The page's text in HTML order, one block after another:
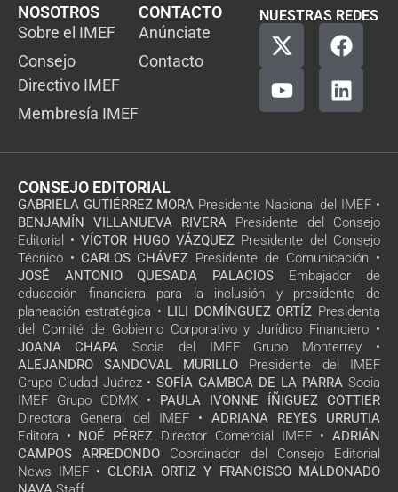
NOSOTROS
Sobre el IMEF
Consejo
Directivo IMEF
Membresía IMEF
CONTACTO
Anúnciate
Contacto
NUESTRAS REDES
CONSEJO EDITORIAL
GABRIELA GUTIÉRREZ MORA Presidente Nacional del IMEF •
BENJAMÍN VILLANUEVA RIVERA Presidente del Consejo
Editorial • VÍCTOR HUGO VÁZQUEZ Presidente del Consejo
Técnico • CARLOS CHÁVEZ Presidente de Comunicación •
JOSÉ ANTONIO QUESADA PALACIOS Embajador de
educación financiera para la inclusión y presidente de
planeación estratégica • LILI DOMÍNGUEZ ORTÍZ Presidenta
del Comité de Gobierno Corporativo y Jurídico Financiero •
JOANA CHAPA Socia del IMEF Grupo Monterrey •
ALEJANDRO SANDOVAL MURILLO Presidente del IMEF
Grupo Ciudad Juárez • SOFÍA GAMBOA DE LA PARRA Socia
IMEF Grupo CDMX •
PAULA IVONNE ÍÑIGUEZ COTTIER
Directora General del IMEF • ADRIANA REYES URRUTIA
Editora •
NOÉ PÉREZ Director Comercial IMEF • ADRIÁN
CAMPOS ARREDONDO Coordinador del Consejo Editorial
News IMEF • GLORIA ORTIZ Y FRANCISCO MALDONADO